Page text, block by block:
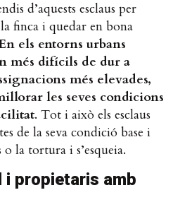
d’aquests esclaus per
finca i quedar en bona
els entorns urbans
més difícils de dur a
més elevades,
les seves condicions
​. Tot i això els esclaus
de la seva condició base i
la tortura i s’esqueia.
i propietaris amb